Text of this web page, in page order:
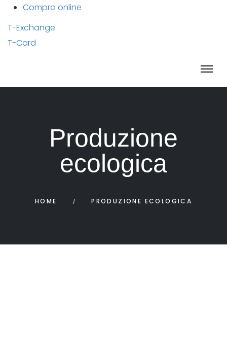
Compra online
T-Exchange
T-Card
Produzione
ecologica
HOME PRODUZIONE ECOLOGICA